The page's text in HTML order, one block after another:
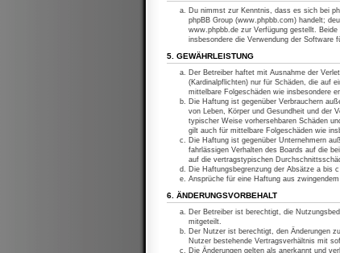
Du nimmst zur Kenntnis, dass es sich bei
phpBB Group (www.phpbb.com) handelt;
www.phpbb.de zur Verfügung gestellt.
insbesondere die Verwendung der Software
5. GEWÄHRLEISTUNG
Der Betreiber haftet mit Ausnahme der
(Kardinalpflichten) nur für Schäden, die auf
mittelbare Folgeschäden wie insbesondere
Die Haftung ist gegenüber Verbrauchern
von Leben, Körper und Gesundheit und der
typischer Weise vorhersehbaren Schäden
gilt auch für mittelbare Folgeschäden wie
Die Haftung ist gegenüber Unternehmern
fahrlässigen Verhalten des Boards auf die
auf die vertragstypischen
Die Haftungsbegrenzung der Absätze a bis
Ansprüche für eine Haftung aus
6. ÄNDERUNGSVORBEHALT
Der Betreiber ist berechtigt, die
mitgeteilt.
Der Nutzer ist berechtigt, den Änderungen
Nutzer bestehende Vertragsverhältnis mit
Die Änderungen gelten als anerkannt und